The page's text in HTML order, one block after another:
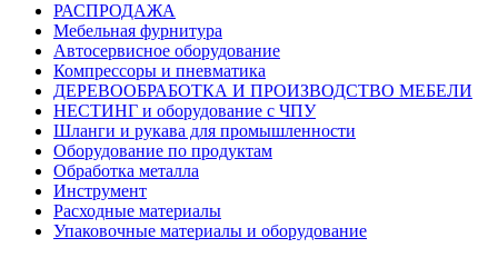
РАСПРОДАЖА
Мебельная фурнитура
Автосервисное оборудование
Компрессоры и пневматика
ДЕРЕВООБРАБОТКА И ПРОИЗВОДСТВО МЕБЕЛИ
НЕСТИНГ и оборудование с ЧПУ
Шланги и рукава для промышленности
Оборудование по продуктам
Обработка металла
Инструмент
Расходные материалы
Упаковочные материалы и оборудование